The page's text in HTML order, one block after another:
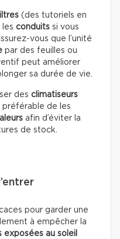
(des tutoriels en
les conduits si vous
vous que l’unité
par des feuilles ou
peut améliorer
sa durée de vie.
des climatiseurs
préférable de les
afin d’éviter la
de stock.
pour garder une
à empêcher la
exposées au soleil